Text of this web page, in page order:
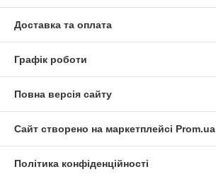
Доставка та оплата
Графік роботи
Повна версія сайту
Сайт створено на маркетплейсі Prom.ua
Політика конфіденційності